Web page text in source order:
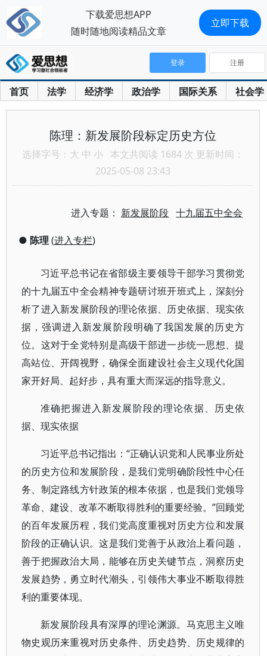
首页 法学 经济学 政治学 国际关系 社会学
登录 注册
陈理：新发展阶段标定历史方位
选择字号： 大 中 小 本文共阅读 1684 次 更新时间：
2025-05-08 23:43
进入专题： 新发展阶段 十九届五中全会
● 陈理 (进入专栏)
习近平总书记在省部级主要领导干部学习贯彻党
的十九届五中全会精神专题研讨班开班式上，深刻分
析了进入新发展阶段的理论依据、历史依据、现实依
据，强调进入新发展阶段明确了我国发展的历史方
位。这对于全党特别是高级干部进一步统一思想、提
高站位、开阔视野，确保全面建设社会主义现代化国
家开好局、起好步，具有重大而深远的指导意义。
准确把握进入新发展阶段的理论依据、历史依
据、现实依据
习近平总书记指出：“正确认识党和人民事业所处
的历史方位和发展阶段，是我们党明确阶段性中心任
务、制定路线方针政策的根本依据，也是我们党领导
革命、建设、改革不断取得胜利的重要经验。”回顾党
的百年发展历程，我们党高度重视对历史方位和发展
阶段的正确认识。这是我们党善于从政治上看问题，
善于把握政治大局，能够在历史关键节点，洞察历史
发展趋势，勇立时代潮头，引领伟大事业不断取得胜
利的重要体现。
新发展阶段具有深厚的理论渊源。马克思主义唯
物史观历来重视对历史条件、历史趋势、历史规律的
下载爱思想APP
随时随地阅读精品文章
立即下载